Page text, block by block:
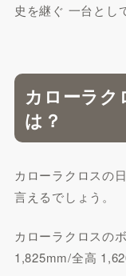
史を継ぐ 一台とし
カローラ
は？
カローラクロスの
言えるでしょう。
カローラクロスの
1,825mm/全高